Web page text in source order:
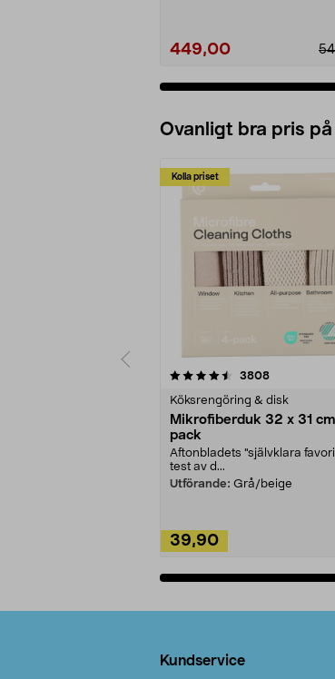
449,00
Ovanligt bra pris
Kolla priset
3808recensioner
Köksrengöring & disk
Mikrofiberduk 32 x 31
pack
Aftonbladets "självklara
test av d...
Utförande: Grå/beige
39,90
4.0av 5 stjärnor
Kundservice